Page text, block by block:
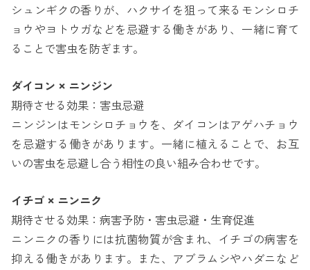
シュンギクの香りが、ハクサイを狙って来るモンシロチ
ョウやヨトウガなどを忌避する働きがあり、一緒に育て
ることで害虫を防ぎます。
ダイコン × ニンジン
期待させる効果：害虫忌避
ニンジンはモンシロチョウを、ダイコンはアゲハチョウ
を忌避する働きがあります。一緒に植えることで、お互
いの害虫を忌避し合う相性の良い組み合わせです。
イチゴ × ニンニク
期待させる効果：病害予防・害虫忌避・生育促進
ニンニクの香りには抗菌物質が含まれ、イチゴの病害を
抑える働きがあります。また、アブラムシやハダニなど